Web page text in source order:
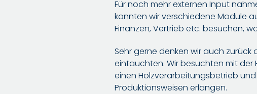
Für noch mehr externen Input
konnten wir verschiedene Module
Finanzen, Vertrieb etc. besuchen,
Sehr gerne denken wir auch zurück
eintauchten. Wir besuchten mit der
einen Holzverarbeitungsbetrieb
Produktionsweisen erlangen.